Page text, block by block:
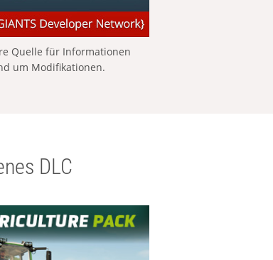
Quelle für Informationen
um Modifikationen.
DLC